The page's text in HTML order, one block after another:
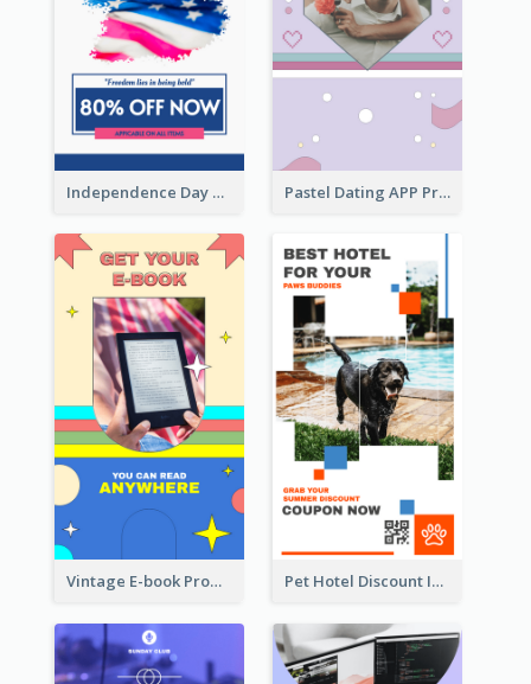
Independence Day Sale Instagram Story Pastel Dating APP Promotion Instagram Story Design
Vintage E-book Promote Instagram Story Design Pet Hotel Discount Instagram Story